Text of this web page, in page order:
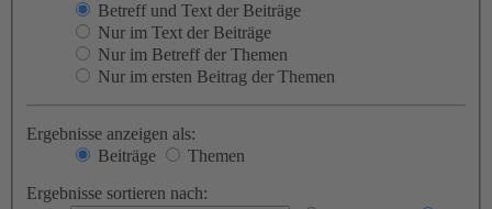
Betreff und Text der Beiträge
Nur im Text der Beiträge
Nur im Betreff der Themen
Nur im ersten Beitrag der Themen
Ergebnisse anzeigen als:
Beiträge
Themen
Ergebnisse sortieren nach: